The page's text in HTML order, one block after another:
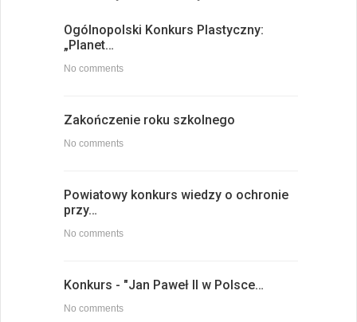
Ogólnopolski Konkurs Plastyczny:
„Planet…
No comments
Zakończenie roku szkolnego
No comments
Powiatowy konkurs wiedzy o ochronie
przy…
No comments
Konkurs - "Jan Paweł II w Polsce…
No comments